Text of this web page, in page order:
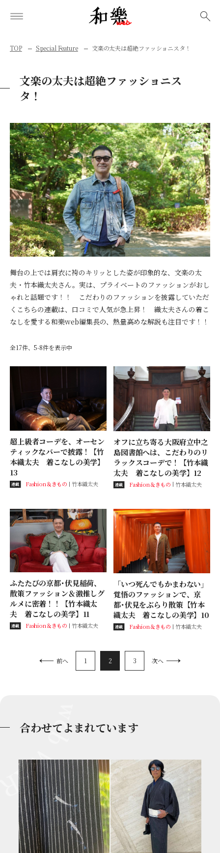
TOP Special Feature 文楽の太夫は超絶ファッショニスタ！
文楽の太夫は超絶ファッショニス
タ！
舞台の上では肩衣に袴のキリッとした姿が印象的な、文楽の太
夫・竹本織太夫さん。実は、プライベートのファッションがおし
ゃれと話題です！！ こだわりのファッションを披露していただ
くこちらの連載は、口コミで人気が急上昇！ 織太夫さんの着こ
なしを愛する和樂web編集長の、熱量高めな解説も注目です！！
全17件、5-8件を表示中
超上級者コーデを、オーセン
ティックなバーで披露！【竹
本織太夫 着こなしの美学】
13
連載 Fashion＆きもの 竹本織太夫
オフに立ち寄る大阪府立中之
島図書館へは、こだわりのリ
ラックスコーデで！【竹本織
太夫 着こなしの美学】12
連載 Fashion＆きもの 竹本織太夫
ふたたびの京都･伏見稲荷、
散策ファッション＆激推しグ
ルメに密着！！【竹本織太
夫 着こなしの美学】11
連載 Fashion＆きもの 竹本織太夫
「いつ死んでもかまわない」
覚悟のファッションで、京
都･伏見をぶらり散策【竹本
織太夫 着こなしの美学】10
連載 Fashion＆きもの 竹本織太夫
前へ 1 2 3 次へ
合わせてよまれています